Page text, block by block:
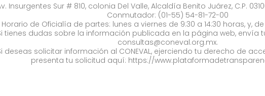
Insurgentes Sur # 810, colonia Del Valle, Alcaldía Benito Juárez, C.P.
Conmutador: (01-55) 54-81-72-00
Horario de Oficialía de partes: lunes a viernes de 9:30 a 14:30 horas, y, de
tienes dudas sobre la información publicada en la página web, envía
consultas@coneval.org.mx.
deseas solicitar información al CONEVAL, ejerciendo tu derecho de
presenta tu solicitud aquí: https://